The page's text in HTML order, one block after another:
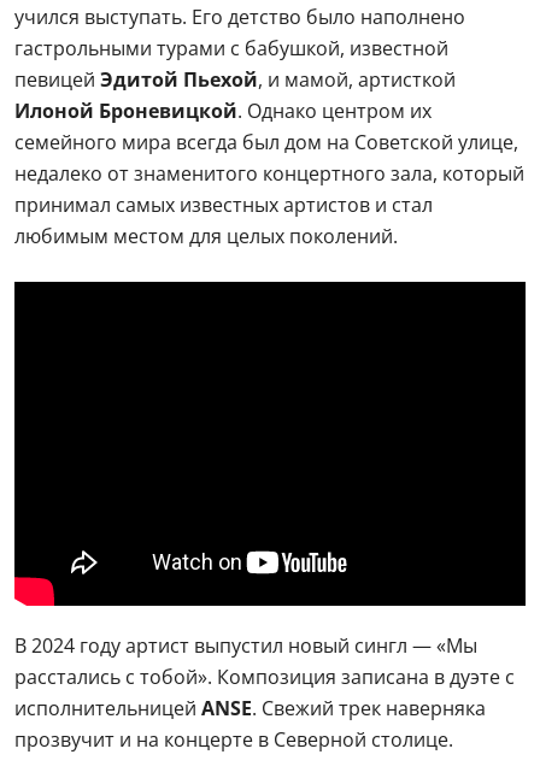
учился выступать. Его детство было наполнено
гастрольными турами с бабушкой, известной
певицей Эдитой Пьехой, и мамой, артисткой
Илоной Броневицкой. Однако центром их
семейного мира всегда был дом на Советской улице,
недалеко от знаменитого концертного зала, который
принимал самых известных артистов и стал
любимым местом для целых поколений.
В 2024 году артист выпустил новый сингл — «Мы
расстались с тобой». Композиция записана в дуэте с
исполнительницей ANSE. Свежий трек наверняка
прозвучит и на концерте в Северной столице.